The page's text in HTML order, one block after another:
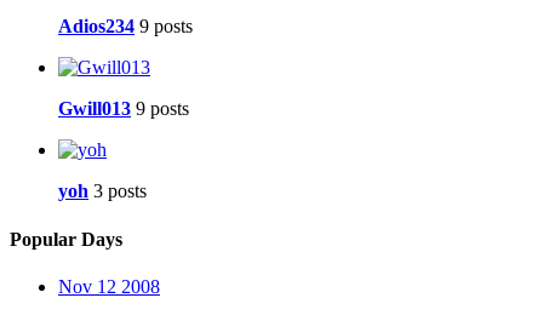
Adios234 9 posts
Gwill013 9 posts
yoh 3 posts
Popular Days
Nov 12 2008